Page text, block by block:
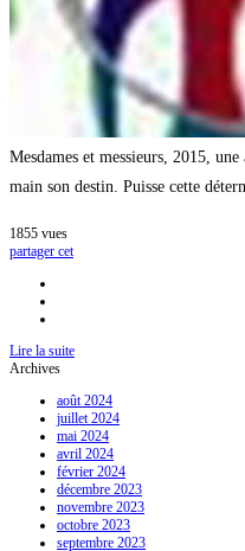
Mesdames et messieurs, 2015,
main son destin. Puisse cette
1855 vues
partager cet
Lire la suite
Archives
août 2024
juillet 2024
mai 2024
avril 2024
février 2024
décembre 2023
novembre 2023
octobre 2023
septembre 2023